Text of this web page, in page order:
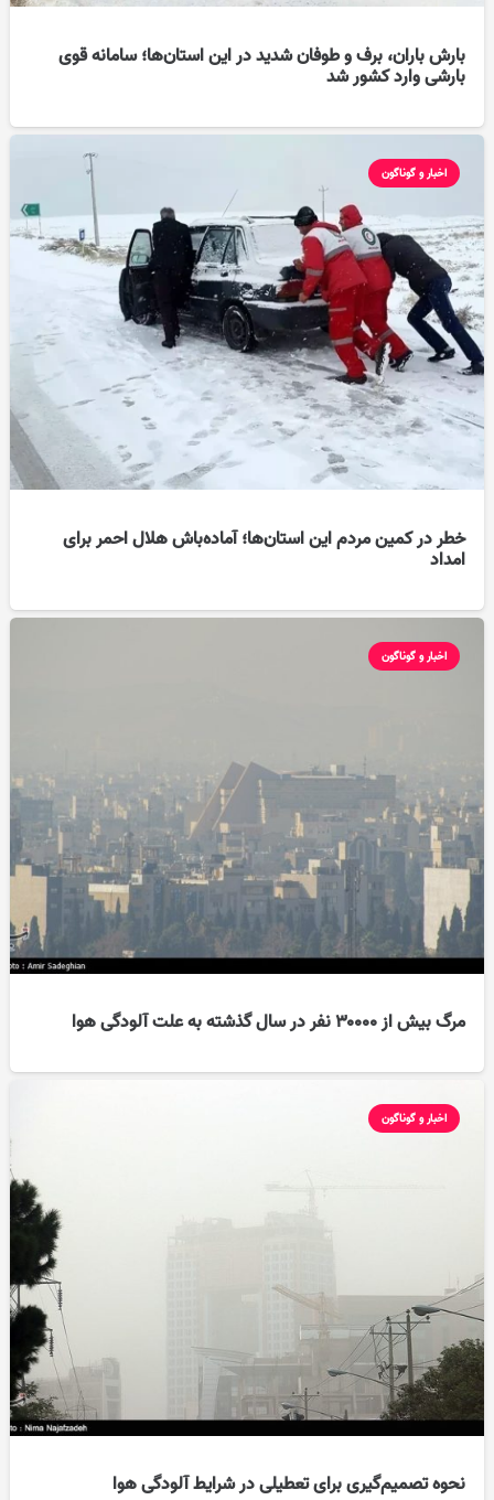
بارش باران، برف و طوفان شدید در این استان‌ها؛ سامانه قوی
بارشی وارد کشور شد
اخبار و گوناگون
خطر در کمین مردم این استان‌ها؛ آماده‌باش هلال احمر برای
امداد
اخبار و گوناگون
مرگ بیش از ۳۰۰۰۰ نفر در سال گذشته به علت آلودگی هوا
اخبار و گوناگون
نحوه تصمیم‌گیری برای تعطیلی در شرایط آلودگی هوا